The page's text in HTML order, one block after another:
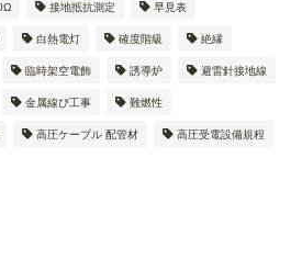
接地抵抗測定 早見表
白熱電灯 確度階級 絶縁
臨時架空電飾 誘導炉 避雷針接地線
金属線ぴ工事 難燃性
高圧ケーブル 配管材 高圧受電設備規程